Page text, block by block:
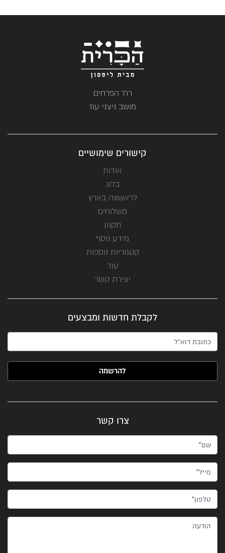
רח' הפרחים
מושב ניצני עוז
קישורים שימושיים
אודות
בלוג
לראשונה בארץ
משלוחים
תקנון
מידע נוסף
קטגוריות נוספות
עוד
יצירת קשר
לקבלת חדשות ומבצעים
האימייל שלך (חובה)
צרו קשר